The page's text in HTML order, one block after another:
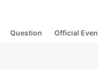
Question Official